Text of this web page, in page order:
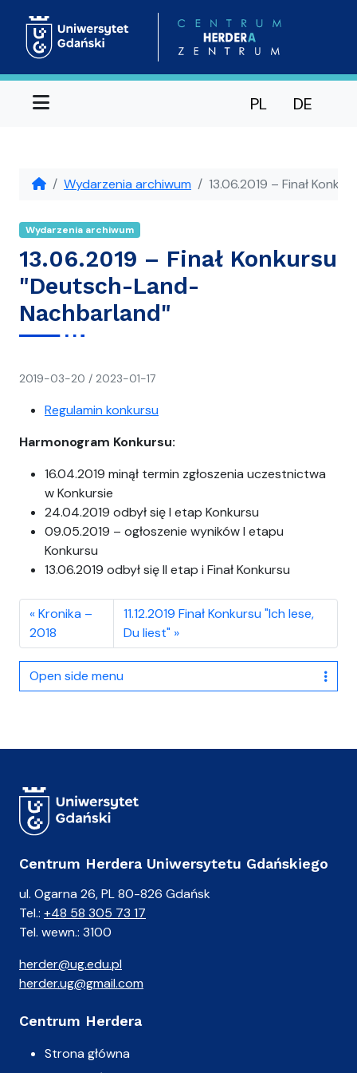
Menu PL DE
Wydarzenia archiwum 13.06.2019 – Finał
Wydarzenia archiwum
13.06.2019 – Finał Konkursu
"Deutsch-Land-
Nachbarland"
2019-03-20 / 2023-01-17
Regulamin konkursu
Harmonogram Konkursu:
16.04.2019 minął termin zgłoszenia uczestnictwa
w Konkursie
24.04.2019 odbył się I etap Konkursu
09.05.2019 – ogłoszenie wyników I etapu
Konkursu
13.06.2019 odbył się II etap i Finał Konkursu
Kronika –
2018
11.12.2019 Finał Konkursu "Ich lese,
Du liest"
Open side menu
Centrum Herdera Uniwersytetu Gdańskiego
ul. Ogarna 26, PL 80-826 Gdańsk
Tel.: +48 58 305 73 17
Tel. wewn.: 3100
herder@ug.edu.pl
herder.ug@gmail.com
Centrum Herdera
Strona główna